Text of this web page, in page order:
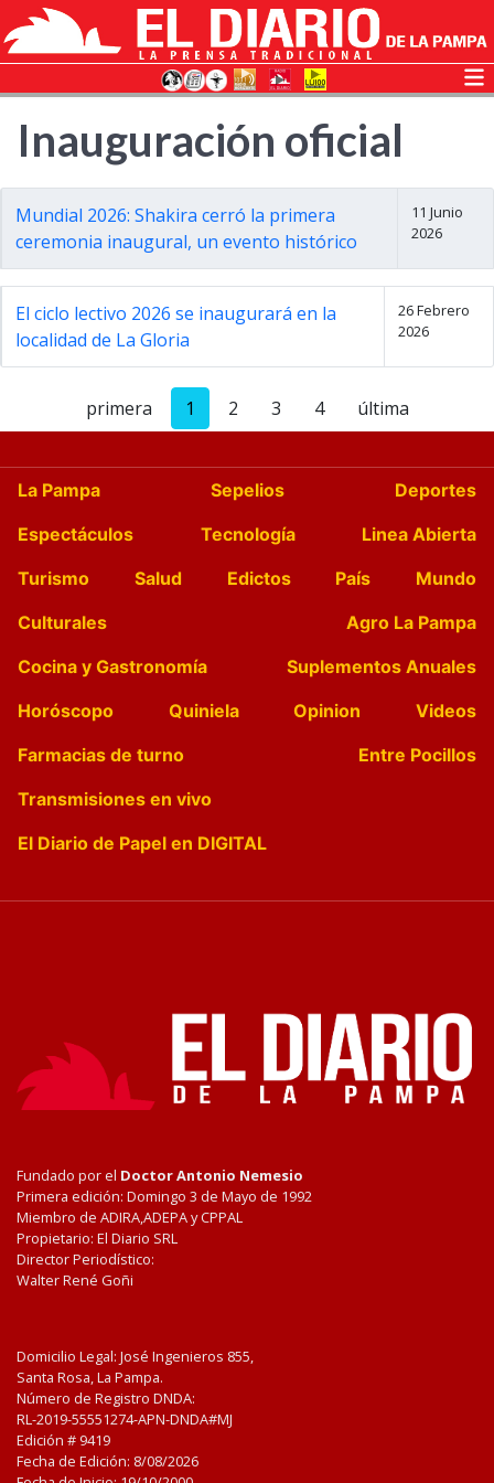
Inauguración oficial
Mundial 2026: Shakira cerró la primera
ceremonia inaugural, un evento histórico
11 Junio
2026
El ciclo lectivo 2026 se inaugurará en la
localidad de La Gloria
26 Febrero
2026
primera 1 2 3 4 última
La Pampa Sepelios
Deportes
Espectáculos
Tecnología
Linea Abierta
Turismo
Salud Edictos País
Mundo
Culturales
Agro La Pampa
Cocina y Gastronomía
Suplementos Anuales
Horóscopo
Quiniela Opinion
Videos
Farmacias de turno
Entre Pocillos
Transmisiones en vivo
El Diario de Papel en DIGITAL
Fundado por el Doctor Antonio Nemesio
Primera edición: Domingo 3 de Mayo de 1992
Miembro de ADIRA,ADEPA y CPPAL
Propietario: El Diario SRL
Director Periodístico:
Walter René Goñi
Domicilio Legal: José Ingenieros 855,
Santa Rosa, La Pampa.
Número de Registro DNDA:
RL-2019-55551274-APN-DNDA#MJ
Edición # 9419
Fecha de Edición: 8/08/2026